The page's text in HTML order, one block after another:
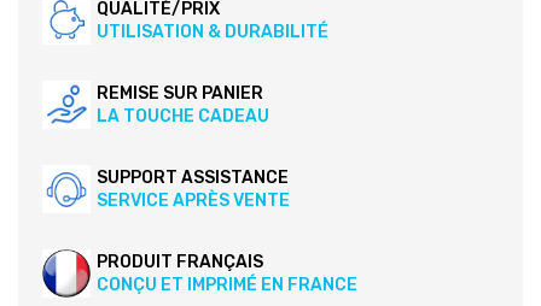
QUALITÉ/PRIX
UTILISATION & DURABILITÉ
REMISE SUR PANIER
LA TOUCHE CADEAU
SUPPORT ASSISTANCE
SERVICE APRÈS VENTE
PRODUIT FRANÇAIS
CONÇU ET IMPRIMÉ EN FRANCE